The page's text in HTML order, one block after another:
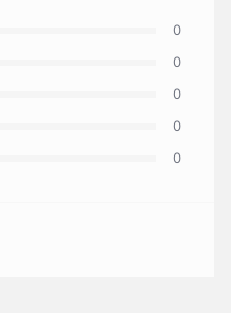
0
0
0
0
0